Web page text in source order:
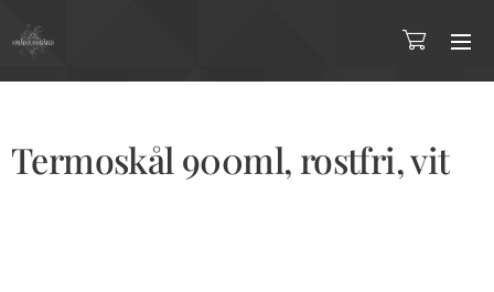
Termoskål 900ml, rostfri, vit